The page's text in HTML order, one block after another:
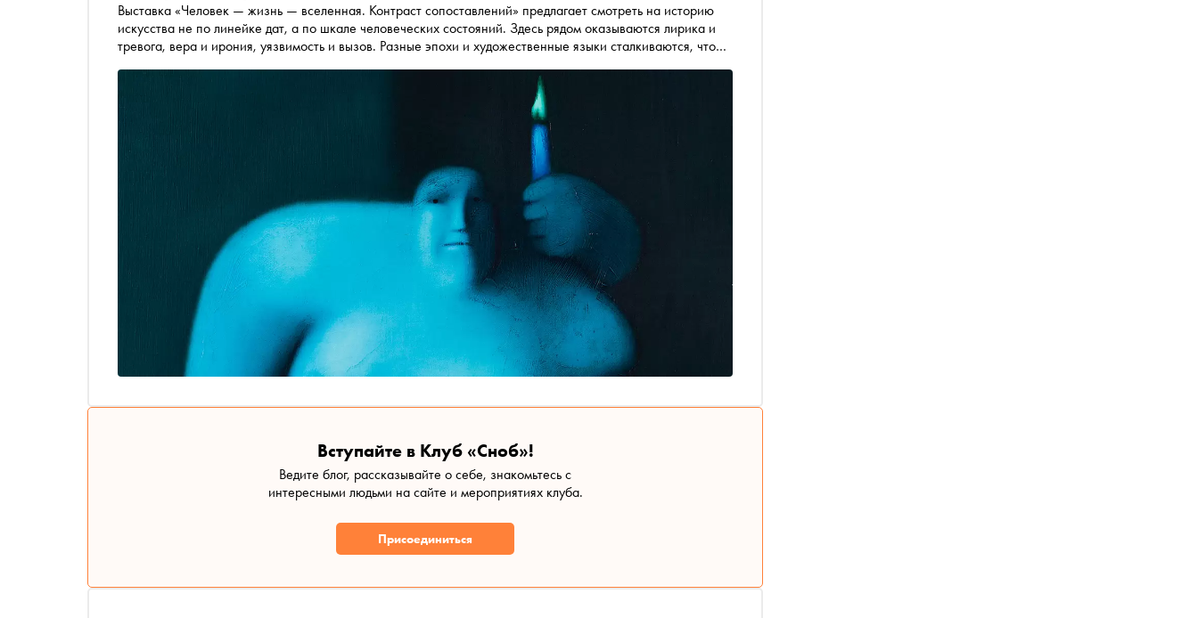
Выставка «Человек — жизнь — вселенная. Контраст сопоставлений» предлагает смотреть на историю
искусства не по линейке дат, а по шкале человеческих состояний. Здесь рядом оказываются лирика и
тревога, вера и ирония, уязвимость и вызов. Разные эпохи и художественные языки сталкиваются, чтобы
удержаться на ногах. Иногда — буквально. Елена Куценко, куратор Музея искусства Санкт-Петербурга
ХХ-ХХI веков, выбрала несколько произведений, в которых эта логика проявляется особенно ясно
Вступайте в Клуб «Сноб»!
Ведите блог, рассказывайте о себе, знакомьтесь с
интересными людьми на сайте и мероприятиях клуба.
Присоединиться